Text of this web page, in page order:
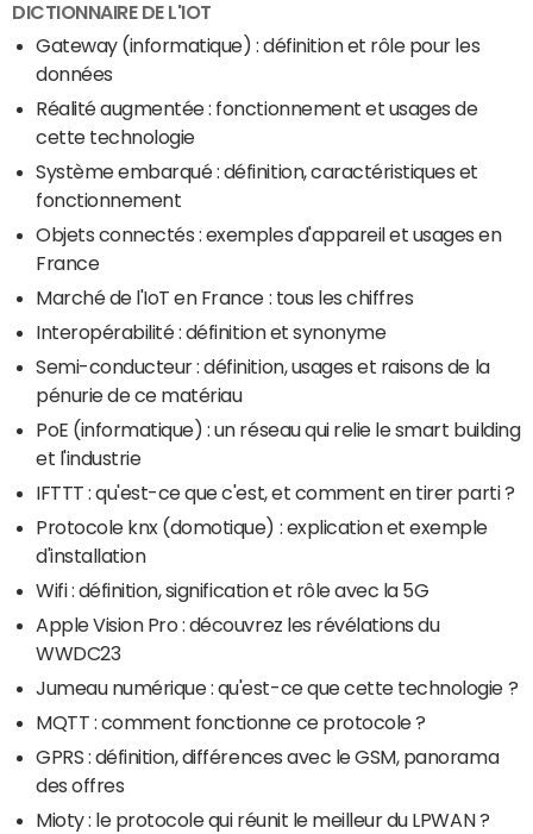
DICTIONNAIRE DE L'IOT
Gateway (informatique) : définition et rôle pour les
données
Réalité augmentée : fonctionnement et usages de
cette technologie
Système embarqué : définition, caractéristiques et
fonctionnement
Objets connectés : exemples d'appareil et usages en
France
Marché de l'IoT en France : tous les chiffres
Interopérabilité : définition et synonyme
Semi-conducteur : définition, usages et raisons de la
pénurie de ce matériau
PoE (informatique) : un réseau qui relie le smart building
et l'industrie
IFTTT : qu'est-ce que c'est, et comment en tirer parti ?
Protocole knx (domotique) : explication et exemple
d'installation
Wifi : définition, signification et rôle avec la 5G
Apple Vision Pro : découvrez les révélations du
WWDC23
Jumeau numérique : qu'est-ce que cette technologie ?
MQTT : comment fonctionne ce protocole ?
GPRS : définition, différences avec le GSM, panorama
des offres
Mioty : le protocole qui réunit le meilleur du LPWAN ?